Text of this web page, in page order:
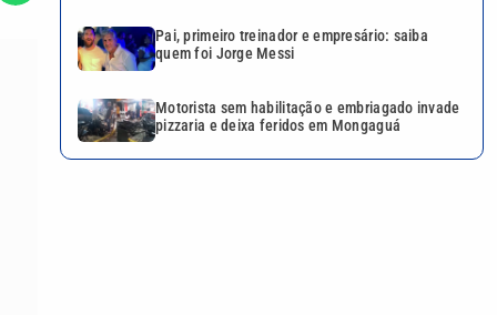
Pai, primeiro treinador e empresário: saiba
quem foi Jorge Messi
Motorista sem habilitação e embriagado invade
pizzaria e deixa feridos em Mongaguá